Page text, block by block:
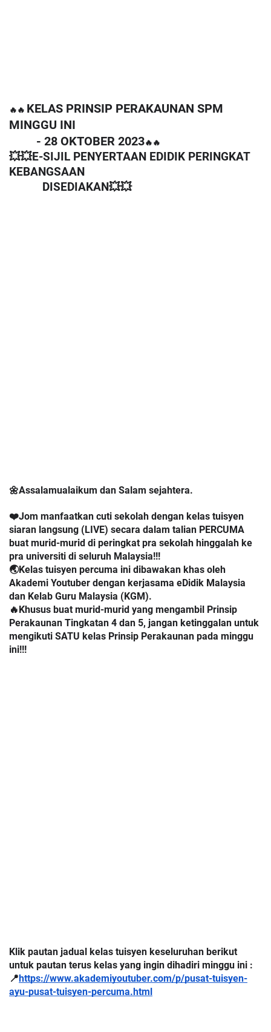
🔥🔥 KELAS PRINSIP PERAKAUNAN SPM
MINGGU INI
- 28 OKTOBER 2023🔥🔥
💥💥E-SIJIL PENYERTAAN EDIDIK PERINGKAT
KEBANGSAAN
DISEDIAKAN💥💥
🌼Assalamualaikum dan Salam sejahtera.
❤️Jom manfaatkan cuti sekolah dengan kelas tuisyen
siaran langsung (LIVE) secara dalam talian PERCUMA
buat murid-murid di peringkat pra sekolah hinggalah ke
pra universiti di seluruh Malaysia!!!
🌏Kelas tuisyen percuma ini dibawakan khas oleh
Akademi Youtuber dengan kerjasama eDidik Malaysia
dan Kelab Guru Malaysia (KGM).
🔥Khusus buat murid-murid yang mengambil Prinsip
Perakaunan Tingkatan 4 dan 5, jangan ketinggalan untuk
mengikuti SATU kelas Prinsip Perakaunan pada minggu
ini!!!
Klik pautan jadual kelas tuisyen keseluruhan berikut
untuk pautan terus kelas yang ingin dihadiri minggu ini :
📍 https://www.akademiyoutuber.com/p/pusat-tuisyen-
ayu-pusat-tuisyen-percuma.html